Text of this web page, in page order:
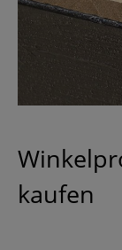
kaufen